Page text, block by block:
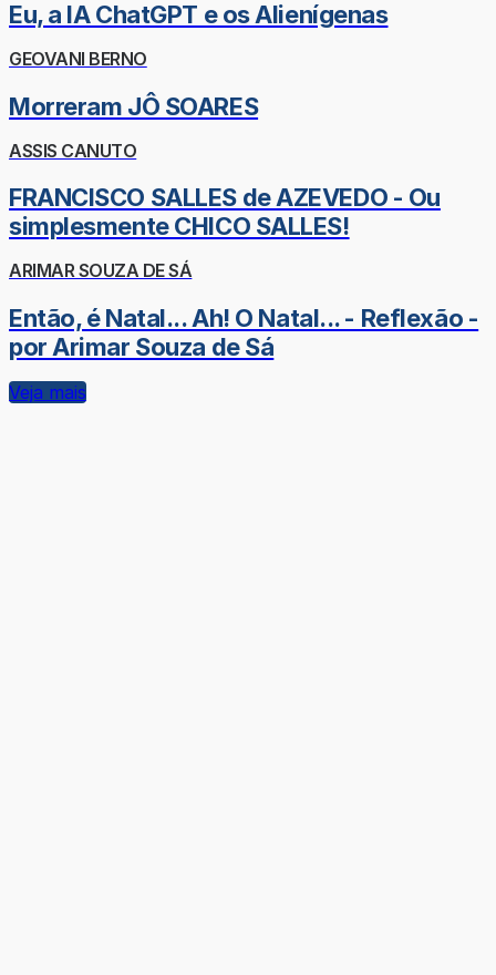
Eu, a IA ChatGPT e os Alienígenas
GEOVANI BERNO
Morreram JÔ SOARES
ASSIS CANUTO
FRANCISCO SALLES de AZEVEDO - Ou
simplesmente CHICO SALLES!
ARIMAR SOUZA DE SÁ
Então, é Natal... Ah! O Natal... - Reflexão -
por Arimar Souza de Sá
Veja mais